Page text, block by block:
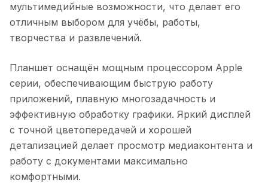
мультимедийные возможности, что делает его
отличным выбором для учёбы, работы,
творчества и развлечений.
Планшет оснащён мощным процессором Apple
серии, обеспечивающим быструю работу
приложений, плавную многозадачность и
эффективную обработку графики. Яркий дисплей
с точной цветопередачей и хорошей
детализацией делает просмотр медиаконтента и
работу с документами максимально
комфортными.